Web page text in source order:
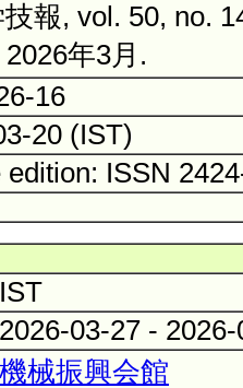
報, vol. 50, no.
年3月.
16
20 (IST)
edition: ISSN
IST
2026-03-27 -
機械振興会館